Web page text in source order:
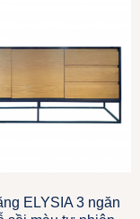
ELYSIA 3 ngăn